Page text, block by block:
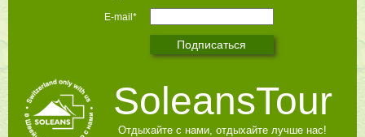
E-mail*
SoleansTour
Отдыхайте с нами, отдыхайте лучше нас!